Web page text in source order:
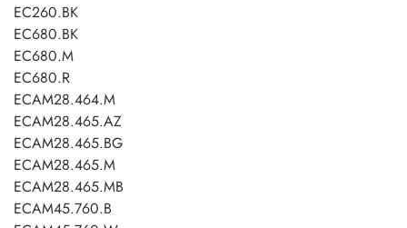
EC260.BK
EC680.BK
EC680.M
EC680.R
ECAM28.464.M
ECAM28.465.AZ
ECAM28.465.BG
ECAM28.465.M
ECAM28.465.MB
ECAM45.760.B